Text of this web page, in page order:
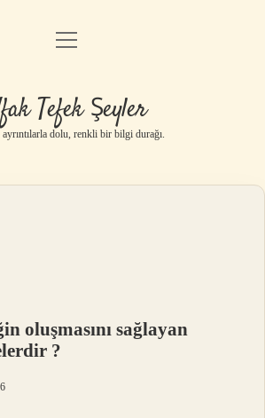
Anasayfa
Yasal Uyarı
menüyü
Tefek Şeyler
dolu, renkli bir bilgi durağı.
oluşmasını sağlayan
?